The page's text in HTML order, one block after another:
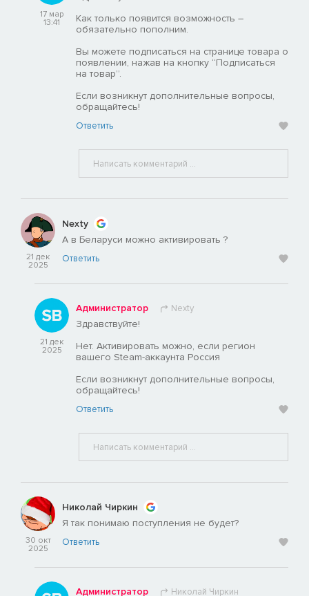
17 мар
13:41
Как только появится возможность –
обязательно пополним.
Вы можете подписаться на странице товара о
появлении, нажав на кнопку “Подписаться
на товар”.
Если возникнут дополнительные вопросы,
обращайтесь!
Ответить
21 дек
2025
Nexty
А в Беларуси можно активировать ?
Ответить
21 дек
2025
Администратор Nexty
Здравствуйте!
Нет. Активировать можно, если регион
вашего Steam-аккаунта Россия
Если возникнут дополнительные вопросы,
обращайтесь!
Ответить
30 окт
2025
Николай Чиркин
Я так понимаю поступления не будет?
Ответить
Администратор Николай Чиркин